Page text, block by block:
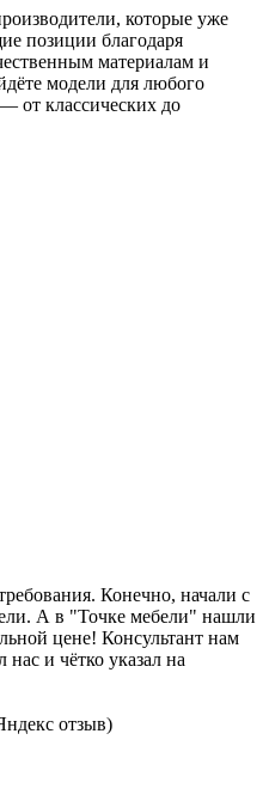
которые уже
позиции благодаря
материалам и
модели для любого
от классических до
Конечно, начали с
А в "Точке мебели" нашли
цене! Консультант нам
нас и чётко указал на
отзыв)